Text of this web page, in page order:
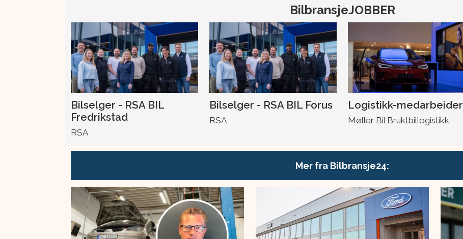
BilbransjeJOBBER
Bilselger - RSA BIL
Fredrikstad
RSA
Bilselger - RSA BIL Forus
RSA
Logistikk-medarbeider
Møller Bil Bruktbillogistikk
Mer fra Bilbransje24: